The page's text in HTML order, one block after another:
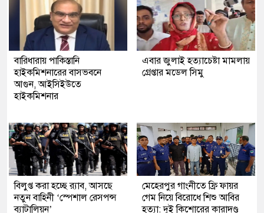
বারিধারায় পাকিস্তানি
হাইকমিশনারের বাসভবনে
আগুন, আইসিইউতে
হাইকমিশনার
এবার জুলাই হত্যাচেষ্টা মামলায়
গ্রেপ্তার মডেল সিমু
বিলুপ্ত করা হচ্ছে র‍্যাব, আসছে
নতুন বাহিনী ‘স্পেশাল রেসপন্স
ব্যাটালিয়ন’
মেহেরপুর গাংনীতে ফ্রি ফায়র
গেম নিয়ে বিরোধে শিশু আবির
হত্যা: দুই কিশোরের কারাদণ্ড